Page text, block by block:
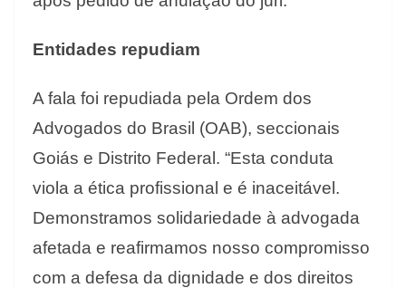
Entidades repudiam
A fala foi repudiada pela Ordem dos
Advogados do Brasil (OAB), seccionais
Goiás e Distrito Federal. “Esta conduta
viola a ética profissional e é inaceitável.
Demonstramos solidariedade à advogada
afetada e reafirmamos nosso compromisso
com a defesa da dignidade e dos direitos